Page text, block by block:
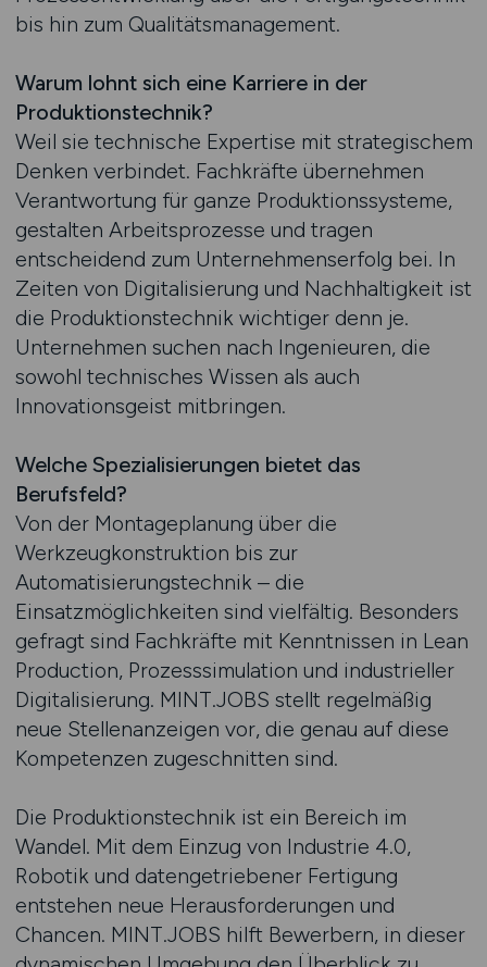
bis hin zum Qualitätsmanagement.
Warum lohnt sich eine Karriere in der
Produktionstechnik?
Weil sie technische Expertise mit strategischem
Denken verbindet. Fachkräfte übernehmen
Verantwortung für ganze Produktionssysteme,
gestalten Arbeitsprozesse und tragen
entscheidend zum Unternehmenserfolg bei. In
Zeiten von Digitalisierung und Nachhaltigkeit ist
die Produktionstechnik wichtiger denn je.
Unternehmen suchen nach Ingenieuren, die
sowohl technisches Wissen als auch
Innovationsgeist mitbringen.
Welche Spezialisierungen bietet das
Berufsfeld?
Von der Montageplanung über die
Werkzeugkonstruktion bis zur
Automatisierungstechnik – die
Einsatzmöglichkeiten sind vielfältig. Besonders
gefragt sind Fachkräfte mit Kenntnissen in Lean
Production, Prozesssimulation und industrieller
Digitalisierung. MINT.JOBS stellt regelmäßig
neue Stellenanzeigen vor, die genau auf diese
Kompetenzen zugeschnitten sind.
Die Produktionstechnik ist ein Bereich im
Wandel. Mit dem Einzug von Industrie 4.0,
Robotik und datengetriebener Fertigung
entstehen neue Herausforderungen und
Chancen. MINT.JOBS hilft Bewerbern, in dieser